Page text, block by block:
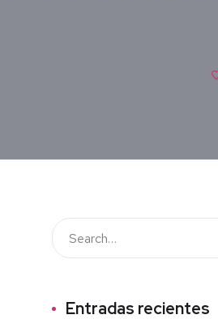
Entradas recientes